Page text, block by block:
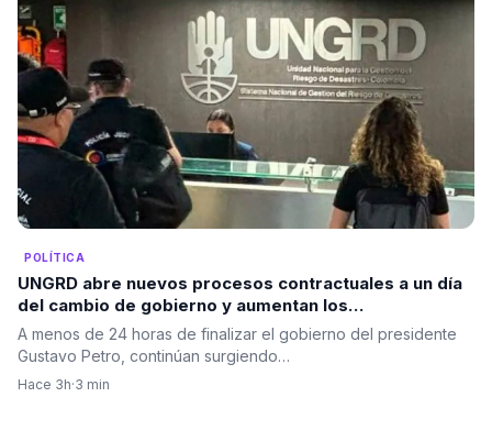
POLÍTICA
UNGRD abre nuevos procesos contractuales a un día
del cambio de gobierno y aumentan los
cuestionamientos sobre la contratación de última
hora
A menos de 24 horas de finalizar el gobierno del presidente
Gustavo Petro, continúan surgiendo…
Hace 3h·3 min